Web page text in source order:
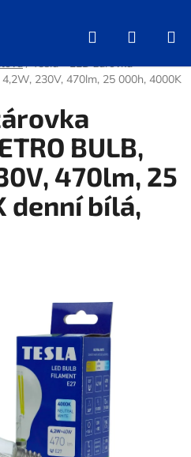
Hledat
KOŠÍK
/ Tesla - LED žárovka
230V, 470lm, 25 000h, 4000K
BULB,
470lm, 25
denní bílá,